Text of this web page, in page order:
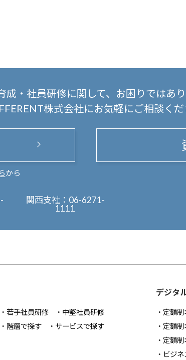
成・社員研修に関して、
お困りではあ
株式会社にお気軽にご相談くだ
から
関西支社： 06-6271-
1111
若手社員研修
中堅社員研修
階層で探す サービスで探す
デジタ
定額
定額制
定額制
ビジ